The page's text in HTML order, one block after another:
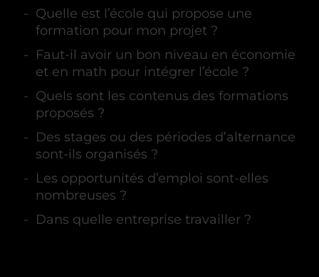
Quelle est l’école qui propose une
formation pour mon projet ?
Faut-il avoir un bon niveau en économie
et en math pour intégrer l’école ?
Quels sont les contenus des formations
proposés ?
Des stages ou des périodes d’alternance
sont-ils organisés ?
Les opportunités d’emploi sont-elles
nombreuses ?
Dans quelle entreprise travailler ?